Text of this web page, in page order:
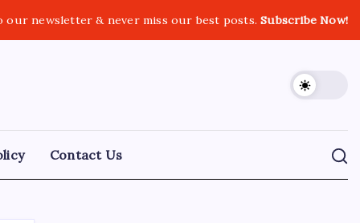
our newsletter & never miss our best posts.Subscribe Now!
Contact Us